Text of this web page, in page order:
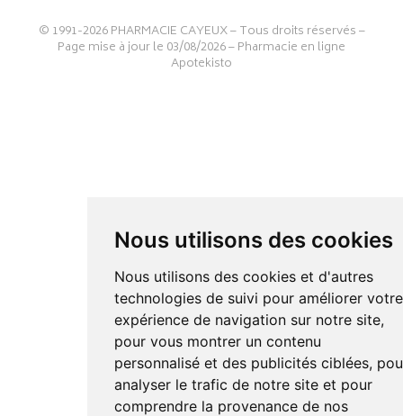
Nous utilisons des cookies
Nous utilisons des cookies et d'autres
technologies de suivi pour améliorer votre
expérience de navigation sur notre site,
pour vous montrer un contenu
personnalisé et des publicités ciblées,
analyser le trafic de notre site et pour
comprendre la provenance de nos
© 1991-2026PHARMACIE CAYEUX– Tous droits réservés –
Page mise à jour le 03/08/2026 –Pharmacie en ligne
Apotekisto